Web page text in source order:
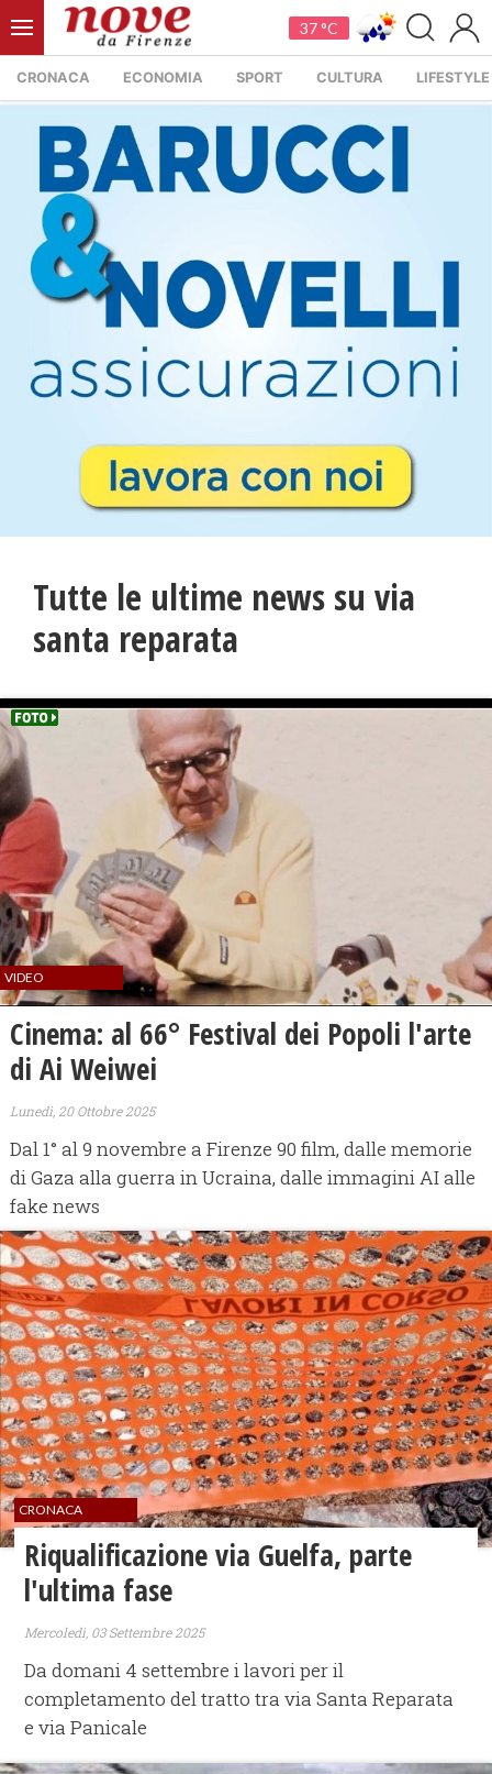
37 °C
CRONACA ECONOMIA SPORT CULTURA LIFESTYLE
Tutte le ultime news su via
santa reparata
VIDEO
Cinema: al 66° Festival dei Popoli l'arte
di Ai Weiwei
Lunedì, 20 Ottobre 2025
Dal 1° al 9 novembre a Firenze 90 film, dalle memorie
di Gaza alla guerra in Ucraina, dalle immagini AI alle
fake news
CRONACA
Riqualificazione via Guelfa, parte
l'ultima fase
Mercoledì, 03 Settembre 2025
Da domani 4 settembre i lavori per il
completamento del tratto tra via Santa Reparata
e via Panicale